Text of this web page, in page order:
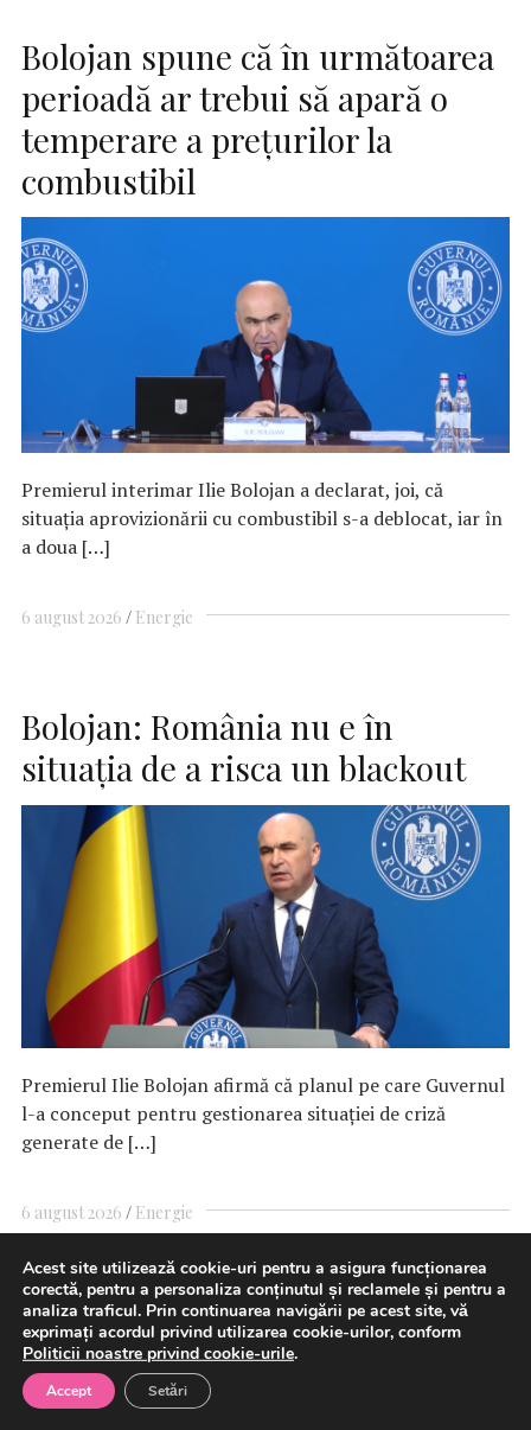
Bolojan spune că în următoarea
perioadă ar trebui să apară o
temperare a preţurilor la
combustibil
Premierul interimar Ilie Bolojan a declarat, joi, că
situaţia aprovizionării cu combustibil s-a deblocat, iar în
a doua […]
6 august 2026 Energie
Bolojan: România nu e în
situaţia de a risca un blackout
Premierul Ilie Bolojan afirmă că planul pe care Guvernul
l-a conceput pentru gestionarea situaţiei de criză
generate de […]
6 august 2026 Energie
Ministerul Finanțelor
mandateazã BID sã gestioneze
granturile Programului
Acest site utilizează cookie-uri pentru a asigura funcționarea
corectă, pentru a personaliza conținutul și reclamele și pentru a
analiza traficul. Prin continuarea navigării pe acest site, vă
exprimați acordul privind utilizarea cookie-urilor, conform
Politicii noastre privind cookie-urile.
Accept Setări